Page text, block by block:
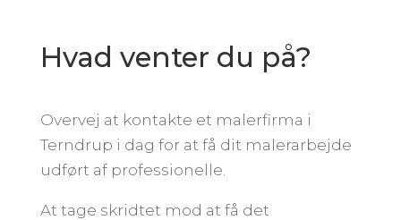
Hvad venter du på?
Overvej at kontakte et malerfirma i
Terndrup i dag for at få dit malerarbejde
udført af professionelle.
At tage skridtet mod at få det